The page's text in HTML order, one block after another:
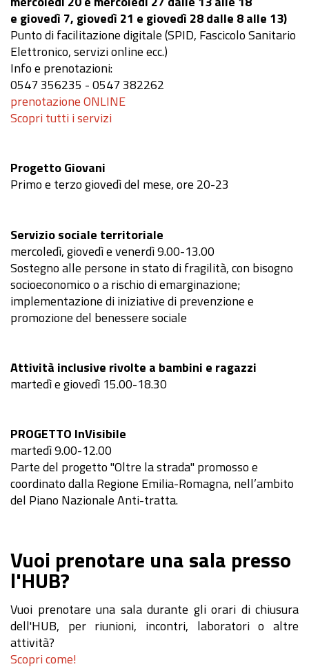
e giovedì 7, giovedì 21 e giovedì 28 dalle 8 alle 13)
Punto di facilitazione digitale (SPID, Fascicolo Sanitario
Elettronico, servizi online ecc.)
Info e prenotazioni:
0547 356235 - 0547 382262
prenotazione ONLINE
Scopri tutti i servizi
Progetto Giovani
Primo e terzo giovedì del mese, ore 20-23
Servizio sociale territoriale
mercoledì, giovedì e venerdì 9.00-13.00
Sostegno alle persone in stato di fragilità, con bisogno
socioeconomico o a rischio di emarginazione;
implementazione di iniziative di prevenzione e
promozione del benessere sociale
Attività inclusive rivolte a bambini e ragazzi
martedì e giovedì 15.00-18.30
PROGETTO InVisibile
martedì 9.00-12.00
Parte del progetto "Oltre la strada" promosso e
coordinato dalla Regione Emilia-Romagna, nell’ambito
del Piano Nazionale Anti-tratta.
Vuoi prenotare una sala presso
l'HUB?
Vuoi prenotare una sala durante gli orari di chiusura
dell'HUB, per riunioni, incontri, laboratori o altre
attività?
Scopri come!